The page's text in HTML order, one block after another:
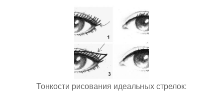
Тонкости рисования идеальных стрелок: